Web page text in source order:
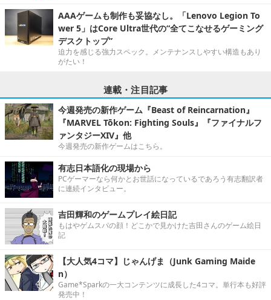
AAAゲームも制作も妥協なし。「Lenovo Legion To
wer 5」はCore Ultra世代の“全てこなせるゲーミング
デスクトップ”
迫力を感じる強力スペック。メンテナンスしやすい構造もあり
がたい！
連載・注目記事
今週発売の新作ゲーム『Beast of Reincarnation』
『MARVEL Tōkon: Fighting Souls』『ファイナルフ
ァンタジーXIV』他
今週発売の新作ゲームはこちら。
有志日本語化の現場から
PCゲーマーなら何かとお世話になっているであろう有志翻訳者
に連続インタビュー。
吉田輝和のゲームプレイ絵日記
もはやゲムスパの顔！どこかで見かけた吉田さんのゲーム絵日
記
【大人気4コマ】じゃんげま（Junk Gaming Maide
n）
Game*Sparkの一大コンテンツに成長した4コマ。単行本も好評
発売中！